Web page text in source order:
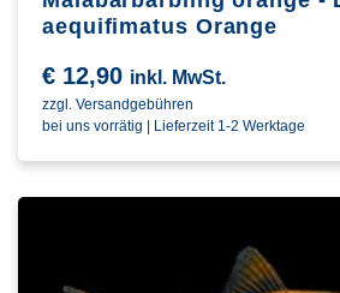
aequifimatus Orange
€ 12,90 inkl. MwSt.
zzgl. Versandgebühren
bei uns vorrätig | Lieferzeit 1-2 Werktage